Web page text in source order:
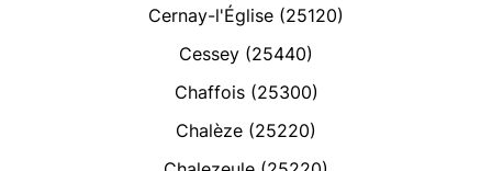
Cernay-l'Église (25120)
Cessey (25440)
Chaffois (25300)
Chalèze (25220)